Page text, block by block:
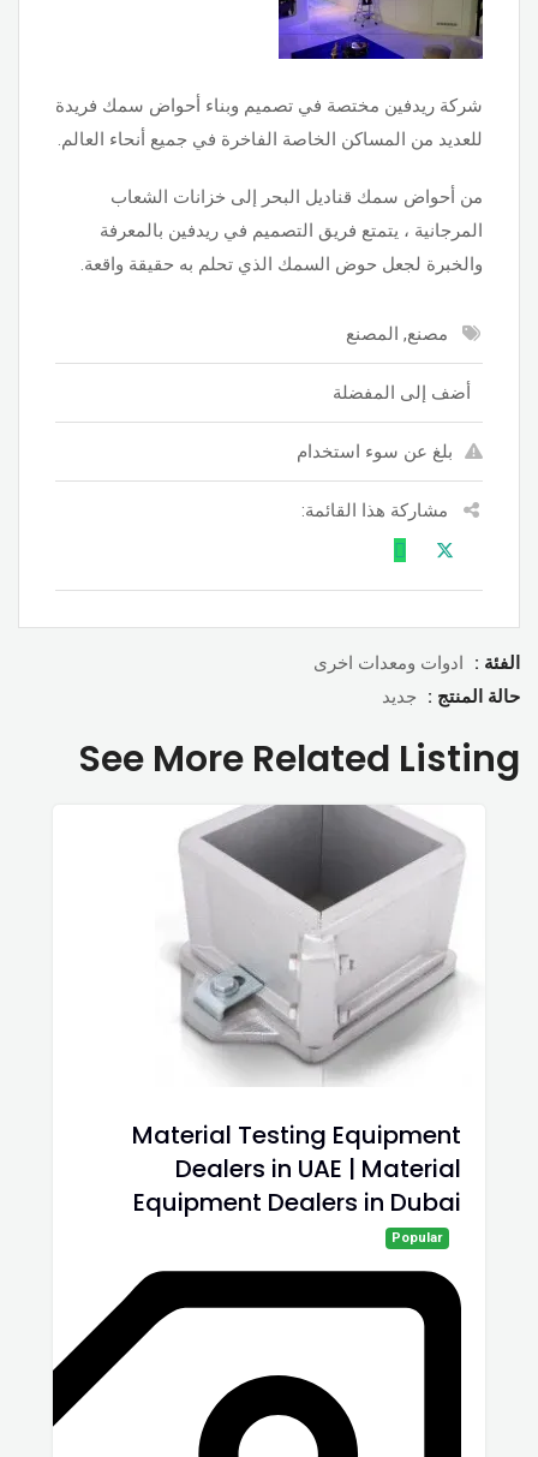
شركة ريدفين مختصة في تصميم وبناء أحواض سمك فريدة
للعديد من المساكن الخاصة الفاخرة في جميع أنحاء العالم.
من أحواض سمك قناديل البحر إلى خزانات الشعاب
المرجانية ، يتمتع فريق التصميم في ريدفين بالمعرفة
والخبرة لجعل حوض السمك الذي تحلم به حقيقة واقعة.
مصنع, المصنع
أضف إلى المفضلة
بلغ عن سوء استخدام
مشاركة هذا القائمة:
الفئة :
ادوات ومعدات اخرى
حالة المنتج :
جديد
See More Related Listing
Material Testing Equipment
Dealers in UAE | Material
Equipment Dealers in Dubai
Popular